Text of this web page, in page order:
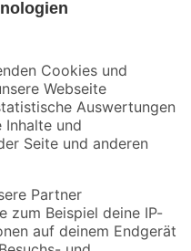
mehr verpassen!